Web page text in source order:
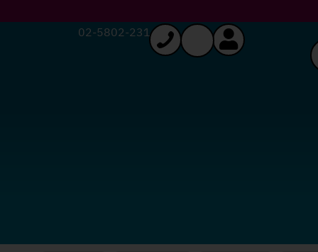
02-5802-231